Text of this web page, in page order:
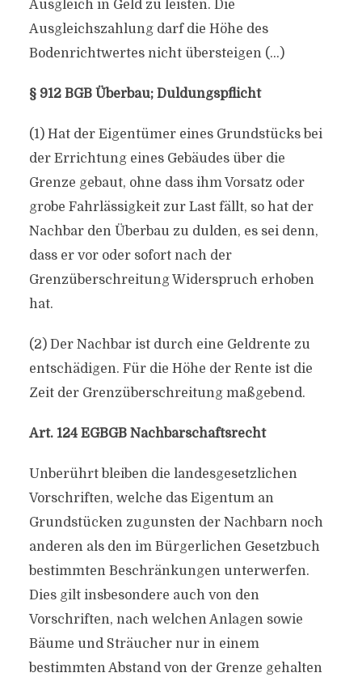
Ausgleich in Geld zu leisten. Die
Ausgleichszahlung darf die Höhe des
Bodenrichtwertes nicht übersteigen (…)
§ 912 BGB Überbau; Duldungspflicht
(1) Hat der Eigentümer eines Grundstücks bei
der Errichtung eines Gebäudes über die
Grenze gebaut, ohne dass ihm Vorsatz oder
grobe Fahrlässigkeit zur Last fällt, so hat der
Nachbar den Überbau zu dulden, es sei denn,
dass er vor oder sofort nach der
Grenzüberschreitung Widerspruch erhoben
hat.
(2) Der Nachbar ist durch eine Geldrente zu
entschädigen. Für die Höhe der Rente ist die
Zeit der Grenzüberschreitung maßgebend.
Art. 124 EGBGB Nachbarschaftsrecht
Unberührt bleiben die landesgesetzlichen
Vorschriften, welche das Eigentum an
Grundstücken zugunsten der Nachbarn noch
anderen als den im Bürgerlichen Gesetzbuch
bestimmten Beschränkungen unterwerfen.
Dies gilt insbesondere auch von den
Vorschriften, nach welchen Anlagen sowie
Bäume und Sträucher nur in einem
bestimmten Abstand von der Grenze gehalten